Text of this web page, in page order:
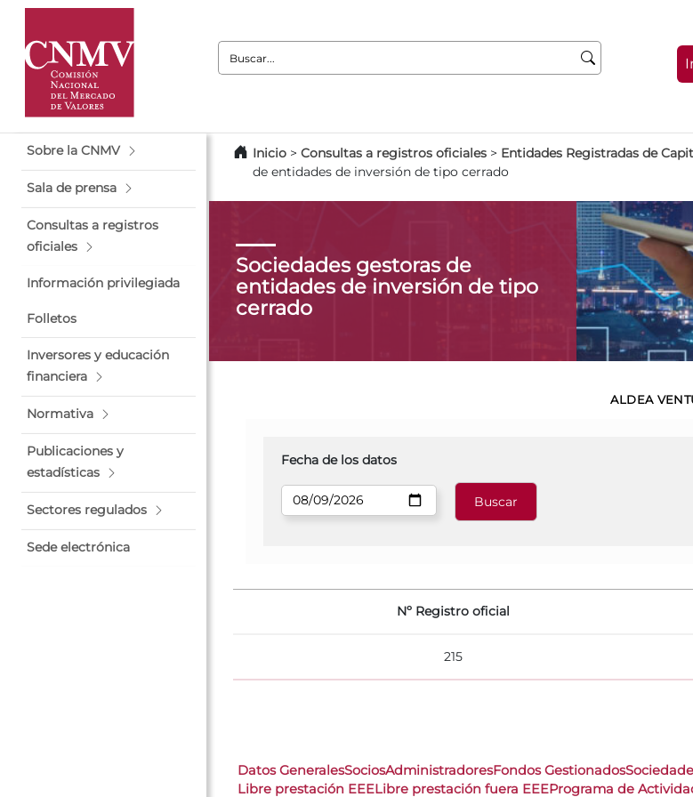
Buscar:
Sobre la CNMV
Sala de prensa
Consultas a registros
oficiales
Información privilegiada
Folletos
Inversores y educación
financiera
Normativa
Publicaciones y
estadísticas
Sectores regulados
Sede electrónica
Inicio > Consultas a registros oficiales > Entidades Registradas de
de entidades de inversión de tipo cerrado
Sociedades gestoras de
entidades de inversión de tipo
cerrado
ALDEA
Fecha de los datos
Nº Registro oficial
215
Datos GeneralesSociosAdministradoresFondos Gestionados
Libre prestación EEELibre prestación fuera EEEPrograma de